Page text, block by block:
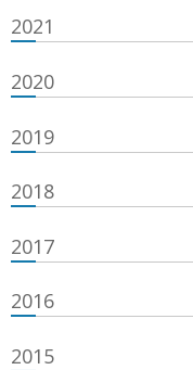
2021
2020
2019
2018
2017
2016
2015